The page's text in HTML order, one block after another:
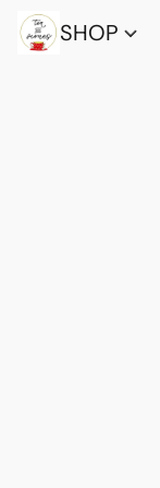
SHOP